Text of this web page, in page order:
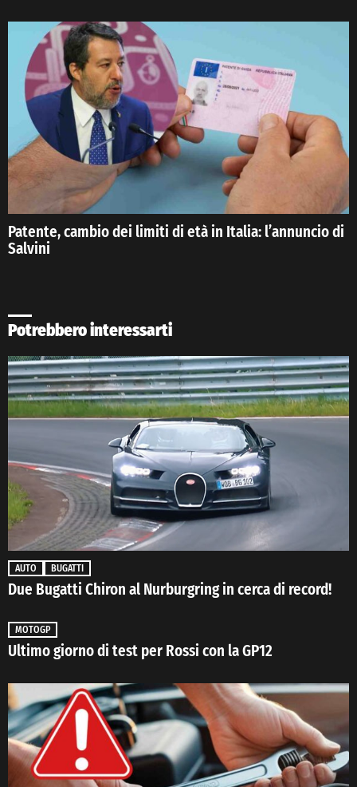
Patente, cambio dei limiti di età in Italia: l’annuncio di
Salvini
Potrebbero interessarti
AUTO BUGATTI
Due Bugatti Chiron al Nurburgring in cerca di record!
MOTOGP
Ultimo giorno di test per Rossi con la GP12